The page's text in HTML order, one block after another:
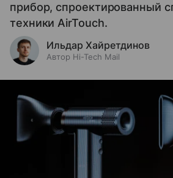
прибор, спроектированный
техники AirTouch.
Ильдар Хайретдинов
Автор Hi-Tech Mail